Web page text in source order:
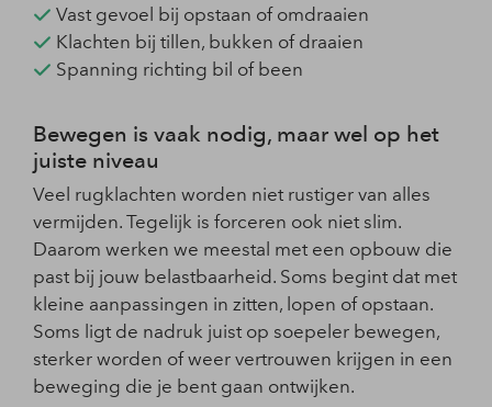
Vast gevoel bij opstaan of omdraaien
Klachten bij tillen, bukken of draaien
Spanning richting bil of been
Bewegen is vaak nodig, maar wel op het
juiste niveau
Veel rugklachten worden niet rustiger van alles
vermijden. Tegelijk is forceren ook niet slim.
Daarom werken we meestal met een opbouw die
past bij jouw belastbaarheid. Soms begint dat met
kleine aanpassingen in zitten, lopen of opstaan.
Soms ligt de nadruk juist op soepeler bewegen,
sterker worden of weer vertrouwen krijgen in een
beweging die je bent gaan ontwijken.